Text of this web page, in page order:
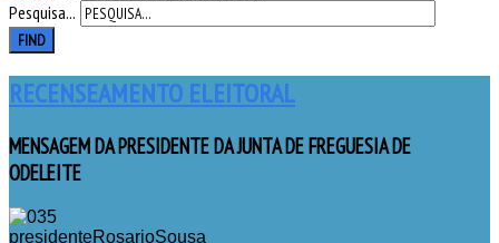
Pesquisa...
FIND
RECENSEAMENTO ELEITORAL
MENSAGEMDA PRESIDENTE DA JUNTA DE FREGUESIA DE
ODELEITE